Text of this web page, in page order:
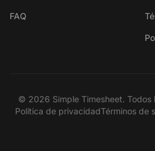
FAQ
© 2026 Simple Timesheet. Todos
Política de privacidadTérminos de